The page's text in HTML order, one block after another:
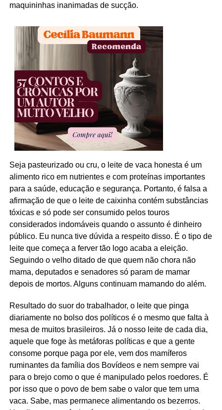
maquininhas inanimadas de sucção.
Seja pasteurizado ou cru, o leite de vaca honesta é um
alimento rico em nutrientes e com proteínas importantes
para a saúde, educação e segurança. Portanto, é falsa a
afirmação de que o leite de caixinha contém substâncias
tóxicas e só pode ser consumido pelos touros
considerados indomáveis quando o assunto é dinheiro
público. Eu nunca tive dúvida a respeito disso. É o tipo de
leite que começa a ferver tão logo acaba a eleição.
Seguindo o velho ditado de que quem não chora não
mama, deputados e senadores só param de mamar
depois de mortos. Alguns continuam mamando do além.
Resultado do suor do trabalhador, o leite que pinga
diariamente no bolso dos políticos é o mesmo que falta à
mesa de muitos brasileiros. Já o nosso leite de cada dia,
aquele que foge às metáforas políticas e que a gente
consome porque paga por ele, vem dos mamíferos
ruminantes da família dos Bovídeos e nem sempre vai
para o brejo como o que é manipulado pelos roedores. É
por isso que o povo de bem sabe o valor que tem uma
vaca. Sabe, mas permanece alimentando os bezerros.